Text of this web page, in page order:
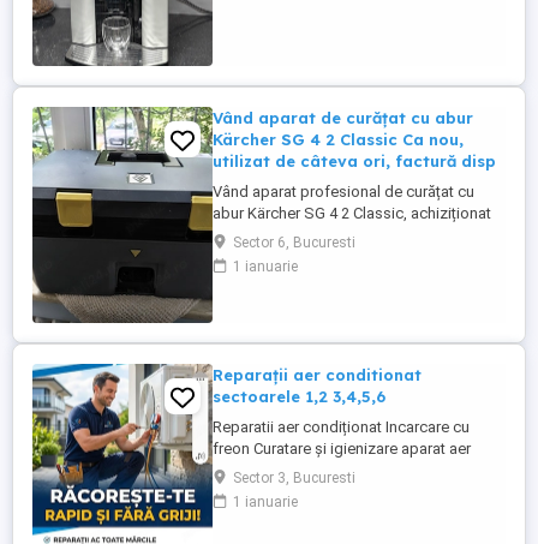
Vând aparat de curățat cu abur
Kärcher SG 4 2 Classic Ca nou,
utilizat de câteva ori, factură disp
Vând aparat profesional de curățat cu
abur Kärcher SG 4 2 Classic, achiziționat
la sfârșitul lunii aprilie 2026. A foat utilizat
doar de câteva ori. -Stare estetică și
tehnică foarte bună, funcționează perfect.
profesional, ...
Sector 6, Bucuresti
1 ianuarie
Reparații aer conditionat
sectoarele 1,2 3,4,5,6
Reparatii aer condiționat Incarcare cu
freon Curatare și igienizare aparat aer
condiționat cu solutii profesionale Revizii
și mentenanță Demontare aparat aer
condiționat
Sector 3, Bucuresti
1 ianuarie